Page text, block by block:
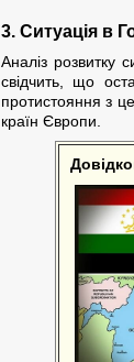
3. Ситуація в
Аналіз розвитку
свідчить, що
протистояння з
країн Європи.